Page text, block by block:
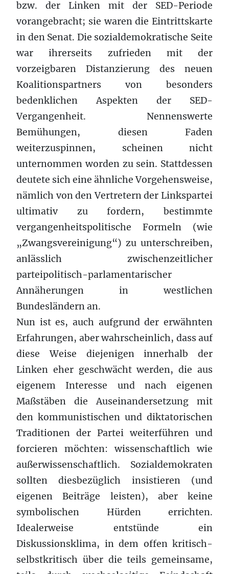
bzw. der Linken mit der SED-Periode
vorangebracht; sie waren die Eintrittskarte
in den Senat. Die sozialdemokratische Seite
war ihrerseits zufrieden mit der
vorzeigbaren Distanzierung des neuen
Koalitionspartners von besonders
bedenklichen Aspekten der SED-
Vergangenheit. Nennenswerte
Bemühungen, diesen Faden
weiterzuspinnen, scheinen nicht
unternommen worden zu sein. Stattdessen
deutete sich eine ähnliche Vorgehensweise,
nämlich von den Vertretern der Linkspartei
ultimativ zu fordern, bestimmte
vergangenheitspolitische Formeln (wie
„Zwangsvereinigung“) zu unterschreiben,
anlässlich zwischenzeitlicher
parteipolitisch-parlamentarischer
Annäherungen in westlichen
Bundesländern an.
Nun ist es, auch aufgrund der erwähnten
Erfahrungen, aber wahrscheinlich, dass auf
diese Weise diejenigen innerhalb der
Linken eher geschwächt werden, die aus
eigenem Interesse und nach eigenen
Maßstäben die Auseinandersetzung mit
den kommunistischen und diktatorischen
Traditionen der Partei weiterführen und
forcieren möchten: wissenschaftlich wie
außerwissenschaftlich. Sozialdemokraten
sollten diesbezüglich insistieren (und
eigenen Beiträge leisten), aber keine
symbolischen Hürden errichten.
Idealerweise entstünde ein
Diskussionsklima, in dem offen kritisch-
selbstkritisch über die teils gemeinsame,